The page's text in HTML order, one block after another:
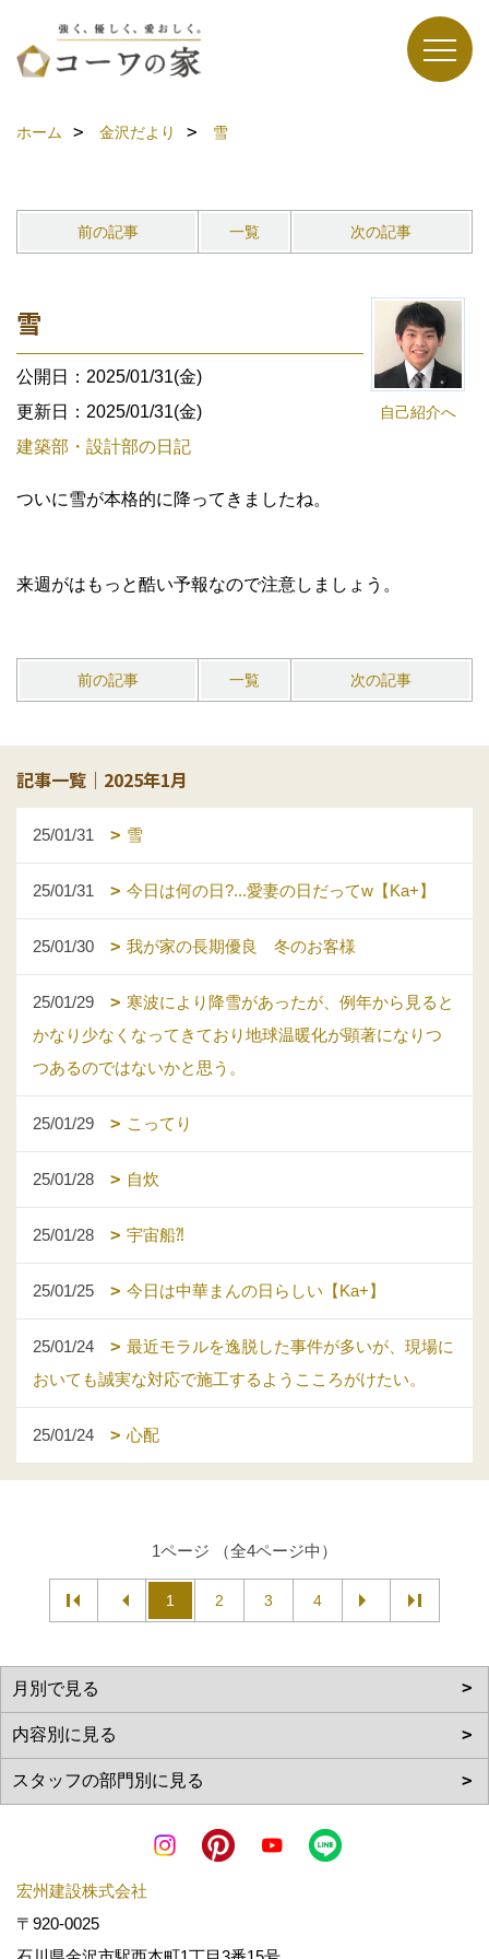
ホーム 金沢だより 雪
前の記事 一覧 次の記事
自己紹介へ
雪
公開日：2025/01/31(金)
更新日：2025/01/31(金)
建築部・設計部の日記
ついに雪が本格的に降ってきましたね。
来週がはもっと酷い予報なので注意しましょう。
前の記事 一覧 次の記事
記事一覧｜2025年1月
25/01/31 雪
25/01/31 今日は何の日?...愛妻の日だってw【Ka+】
25/01/30 我が家の長期優良 冬のお客様
25/01/29
寒波により降雪があったが、例年から見ると
かなり少なくなってきており地球温暖化が顕著になりつ
つあるのではないかと思う。
25/01/29 こってり
25/01/28 自炊
25/01/28 宇宙船⁈
25/01/25 今日は中華まんの日らしい【Ka+】
25/01/24
最近モラルを逸脱した事件が多いが、現場に
おいても誠実な対応で施工するようこころがけたい。
25/01/24 心配
1ページ （全4ページ中）
1 2 3 4
宏州建設株式会社
〒920-0025